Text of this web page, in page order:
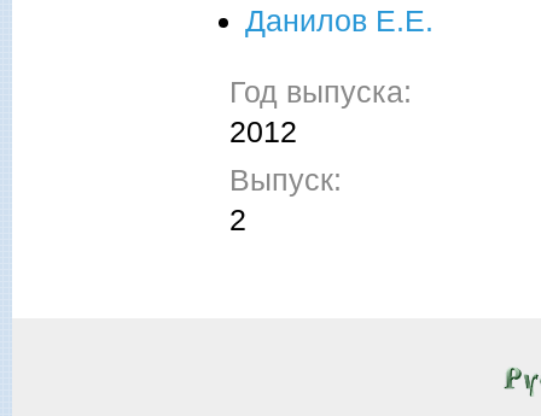
Данилов Е.Е.
Год выпуска:
2012
Выпуск:
2